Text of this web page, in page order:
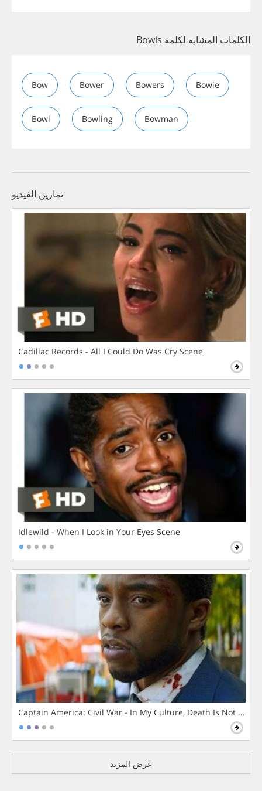
الكلمات المشابه لكلمة Bowls
Bow Bower Bowers Bowie
Bowl Bowling Bowman
تمارين الفيديو
Cadillac Records - All I Could Do Was Cry Scene
Idlewild - When I Look in Your Eyes Scene
Captain America: Civil War - In My Culture, Death Is Not The
عرض المزيد